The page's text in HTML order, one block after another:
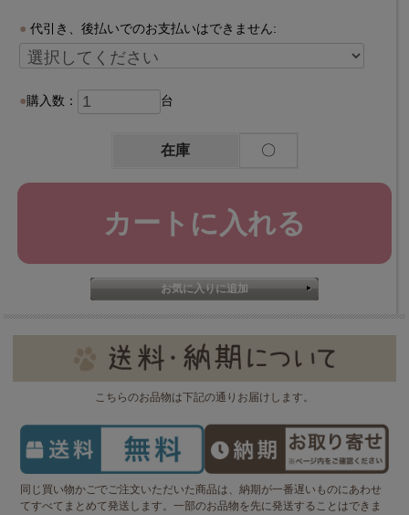
代引き、後払いでのお支払いはできません:
購入数： 台
在庫 〇
こちらのお品物は下記の通りお届けします。
同じ買い物かごでご注文いただいた商品は、納期が一番遅いものにあわせ
てすべてまとめて発送します。一部のお品物を先に発送することはできま